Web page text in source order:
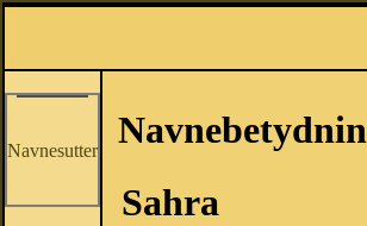
Navnesutter
Sahra